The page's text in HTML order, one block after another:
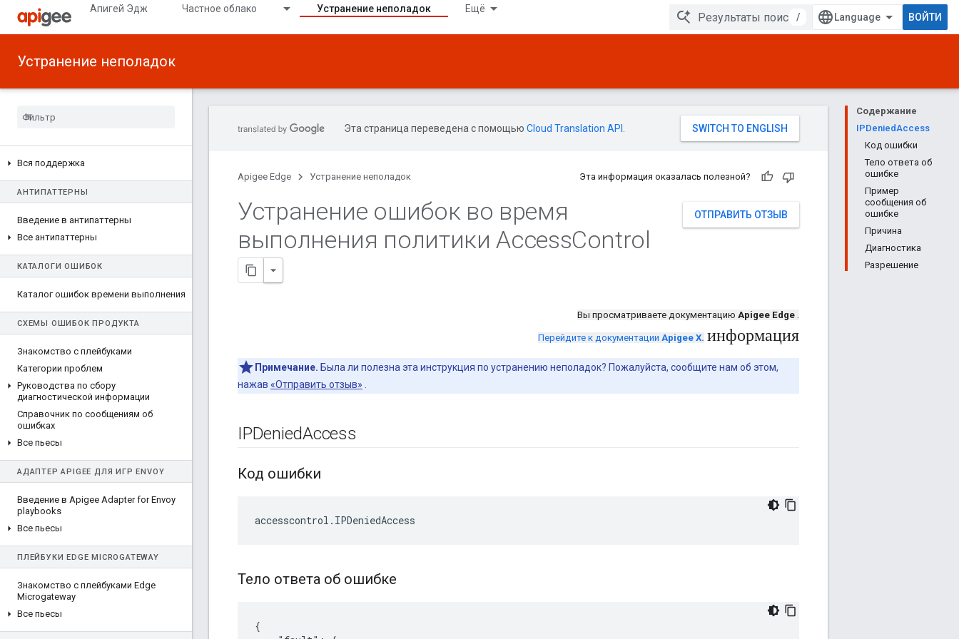
Апигей Эдж Частное облако Устранение неполадок Ещё
/ ВОЙТИ
Устранение неполадок
Вся поддержка
АНТИПАТТЕРНЫ
Введение в антипаттерны
Все антипаттерны
КАТАЛОГИ ОШИБОК
Каталог ошибок времени выполнения
СХЕМЫ ОШИБОК ПРОДУКТА
Знакомство с плейбуками
Категории проблем
Руководства по сбору
диагностической информации
Справочник по сообщениям об
ошибках
Все пьесы
АДАПТЕР APIGEE ДЛЯ ИГР ENVOY
Введение в Apigee Adapter for Envoy
playbooks
Все пьесы
ПЛЕЙБУКИ EDGE MICROGATEWAY
Знакомство с плейбуками Edge
Microgateway
Все пьесы
Содержание
IPDeniedAccess
Код ошибки
Тело ответа об
ошибке
Пример
сообщения об
ошибке
Причина
Диагностика
Разрешение
Эта страница переведена с помощью Cloud Translation API
Apigee Edge Устранение неполадок Эта информация оказалась полезной?
ОТПРАВИТЬ ОТЗЫВ
Устранение ошибок во время
выполнения политики AccessControl
Вы просматриваете документацию Apigee Edge .
Перейдите к документации Apigee X. информация
Примечание. Была ли полезна эта инструкция по устранению неполадок? Пожалуйста, сообщите нам об этом,
нажав «Отправить отзыв»
IPDeniedAccess
Код ошибки
Тело ответа об ошибке
{